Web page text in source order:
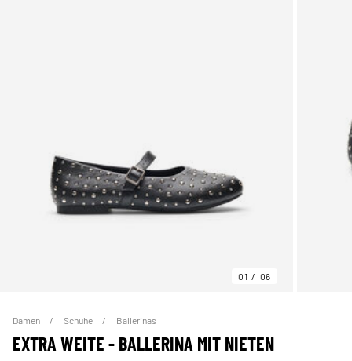
01 06
Damen Schuhe Ballerinas
EXTRA WEITE - BALLERINA MIT NIETEN